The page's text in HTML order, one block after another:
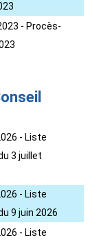
- Procès-
- Liste
3 juillet
- Liste
9 juin 2026
- Liste